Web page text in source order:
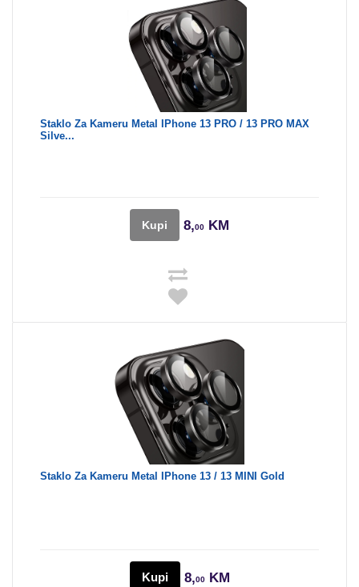
Staklo Za Kameru Metal IPhone 13 PRO / 13 PRO MAX
Silve...
Kupi 8,00 KM
Staklo Za Kameru Metal IPhone 13 / 13 MINI Gold
Kupi 8,00KM